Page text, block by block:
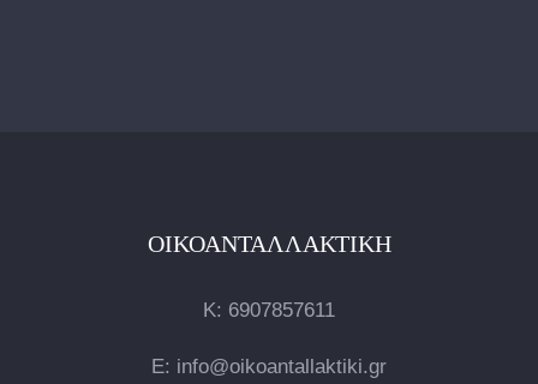
ΟΙΚΟΑΝΤΑΛΛΑΚΤΙΚΉ
Κ: 6907857611
E: info@oikoantallaktiki.gr